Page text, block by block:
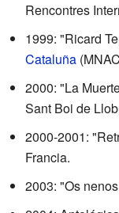
Rencontres
1999: "Ricard
Cataluña
2000: "La
Sant Boi de
2000-2001:
Francia.
2003: "Os